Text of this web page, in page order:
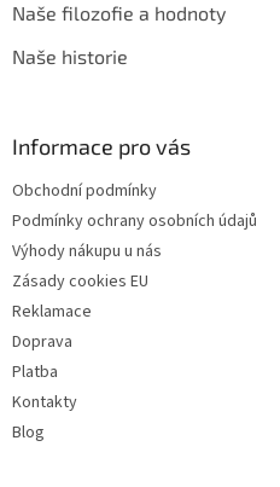
Naše filozofie a hodnoty
Naše historie
Informace pro vás
Obchodní podmínky
Podmínky ochrany osobních údajů
Výhody nákupu u nás
Zásady cookies EU
Reklamace
Doprava
Platba
Kontakty
Blog